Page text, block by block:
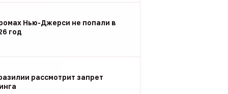
Нью-Джерси не попали в
год
рассмотрит запрет